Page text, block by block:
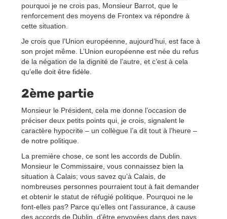
pourquoi je ne crois pas, Monsieur Barrot, que le
renforcement des moyens de Frontex va répondre à
cette situation.
Je crois que l’Union européenne, aujourd’hui, est face à
son projet même. L’Union européenne est née du refus
de la négation de la dignité de l’autre, et c’est à cela
qu’elle doit être fidèle.
2ème partie
Monsieur le Président, cela me donne l’occasion de
préciser deux petits points qui, je crois, signalent le
caractère hypocrite – un collègue l’a dit tout à l’heure –
de notre politique.
La première chose, ce sont les accords de Dublin.
Monsieur le Commissaire, vous connaissez bien la
situation à Calais; vous savez qu’à Calais, de
nombreuses personnes pourraient tout à fait demander
et obtenir le statut de réfugié politique. Pourquoi ne le
font-elles pas? Parce qu’elles ont l’assurance, à cause
des accords de Dublin, d’être envoyées dans des pays